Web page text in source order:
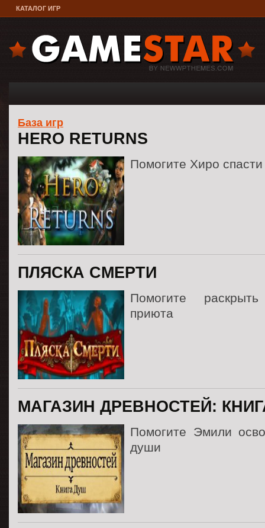
КАТАЛОГ ИГР
База игр
HERO RETURNS
Помогите Хиро
ПЛЯСКА СМЕРТИ
Помогите
приюта
МАГАЗИН ДРЕВНОСТЕЙ:
Помогите Эмили
души